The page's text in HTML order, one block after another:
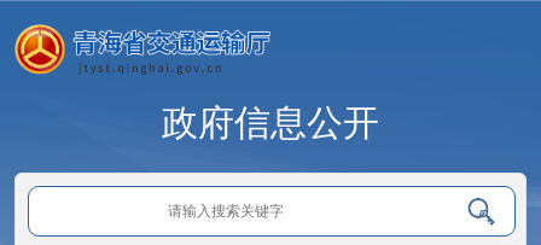
政府信息公开